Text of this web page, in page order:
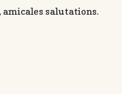
salutations.